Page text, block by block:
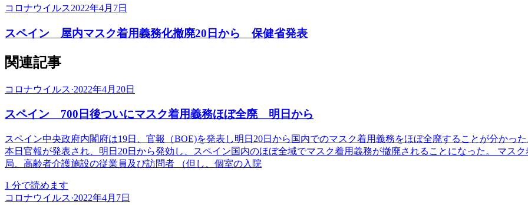
コロナウイルス2022年4月7日
スペイン 屋内マスク着用義務化撤廃20日から 保健省発表
関連記事
コロナウイルス·2022年4月20日
スペイン 700日後ついにマスク着用義務ほぼ全廃 明日から
スペイン中央政府内閣府は19日、官報（BOE)を発表し明日20日から国内でのマスク着用義務をほぼ全廃することが分かっ
本日官報が発表され、明日20日から発効し、スペイン国内のほぼ全域でマスク着用義務が撤廃されることになった。 マス
局、高齢者介護施設の従業員及び訪問者 （但し、個室の入院
1 分で読めます
コロナウイルス·2022年4月7日